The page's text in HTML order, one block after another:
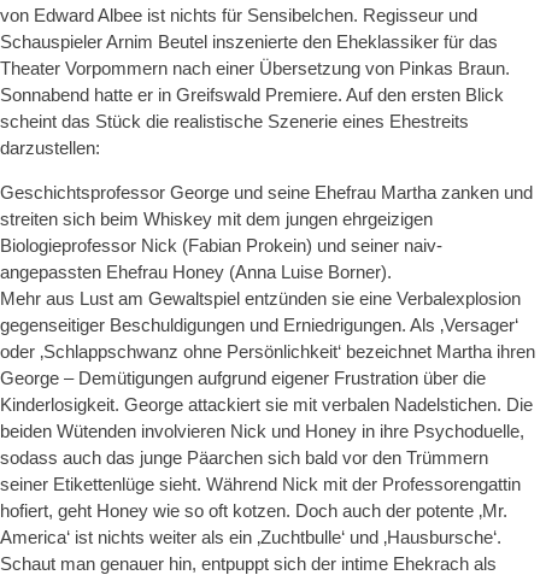
von Edward Albee ist nichts für Sensibelchen. Regisseur und
Schauspieler Arnim Beutel inszenierte den Eheklassiker für das
Theater Vorpommern nach einer Übersetzung von Pinkas Braun.
Sonnabend hatte er in Greifswald Premiere. Auf den ersten Blick
scheint das Stück die realistische Szenerie eines Ehestreits
darzustellen:
Geschichtsprofessor George und seine Ehefrau Martha zanken und
streiten sich beim Whiskey mit dem jungen ehrgeizigen
Biologieprofessor Nick (Fabian Prokein) und seiner naiv-
angepassten Ehefrau Honey (Anna Luise Borner).
Mehr aus Lust am Gewaltspiel entzünden sie eine Verbalexplosion
gegenseitiger Beschuldigungen und Erniedrigungen. Als ‚Versager‘
oder ‚Schlappschwanz ohne Persönlichkeit‘ bezeichnet Martha ihren
George – Demütigungen aufgrund eigener Frustration über die
Kinderlosigkeit. George attackiert sie mit verbalen Nadelstichen. Die
beiden Wütenden involvieren Nick und Honey in ihre Psychoduelle,
sodass auch das junge Päarchen sich bald vor den Trümmern
seiner Etikettenlüge sieht. Während Nick mit der Professorengattin
hofiert, geht Honey wie so oft kotzen. Doch auch der potente ‚Mr.
America‘ ist nichts weiter als ein ‚Zuchtbulle‘ und ‚Hausbursche‘.
Schaut man genauer hin, entpuppt sich der intime Ehekrach als